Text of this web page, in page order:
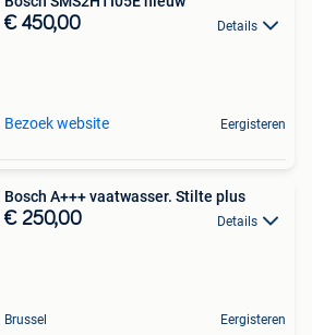
€ 450,00 Details
Bezoek website Eergisteren
Bosch A+++ vaatwasser. Stilte plus
€ 250,00 Details
Brussel Eergisteren